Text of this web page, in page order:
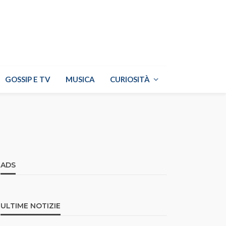
GOSSIP E TV MUSICA CURIOSITÀ
ADS
ULTIME NOTIZIE